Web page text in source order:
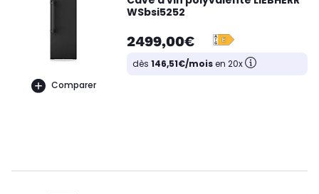
Comparer
WSbsi5252
2499,00€
dès 146,51€/moisen 20x